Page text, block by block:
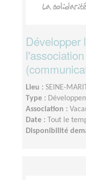
Développer
Lieu : SEINE-
Type :
Association :
Date :
Tout le
Disponibilité